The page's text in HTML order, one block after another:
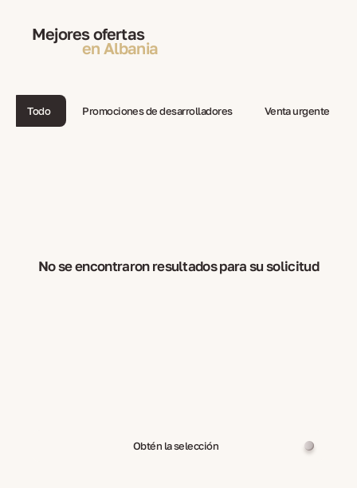
Mejores ofertas
en Albania
Todo Promociones de desarrolladores Venta urgente
No se encontraron resultados para su solicitud
Obtén la selección